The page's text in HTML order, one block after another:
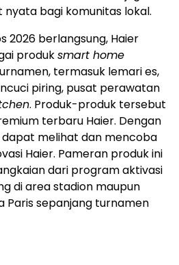
bagi komunitas lokal.
2026 berlangsung, Haier
produksmart home
termasuk lemari es,
piring, pusat perawatan
. Produk-produk tersebut
terbaru Haier. Dengan
dapat melihat dan mencoba
Haier. Pameran produk ini
dari program aktivasi
di area stadion maupun
Paris sepanjang turnamen